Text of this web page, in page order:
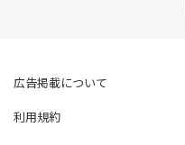
広告掲載について
利用規約